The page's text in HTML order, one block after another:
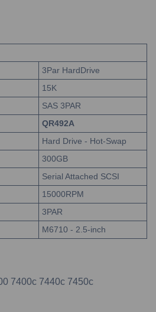
3Par HardDrive
15K
SAS 3PAR
QR492A
Hard Drive - Hot-Swap
300GB
Serial Attached SCSI
15000RPM
3PAR
M6710 - 2.5-inch
7400c 7440c 7450c